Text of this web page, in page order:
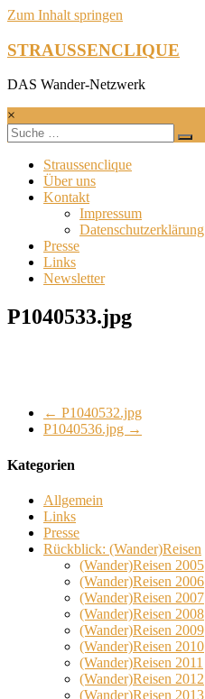
Zum Inhalt springen
STRAUSSENCLIQUE
DAS Wander-Netzwerk
×
Straussenclique
Über uns
Kontakt
Impressum
Datenschutzerklärung
Presse
Links
Newsletter
P1040533.jpg
← P1040532.jpg
P1040536.jpg →
Kategorien
Allgemein
Links
Presse
Rückblick: (Wander)Reisen
(Wander)Reisen 2005
(Wander)Reisen 2006
(Wander)Reisen 2007
(Wander)Reisen 2008
(Wander)Reisen 2009
(Wander)Reisen 2010
(Wander)Reisen 2011
(Wander)Reisen 2012
(Wander)Reisen 2013